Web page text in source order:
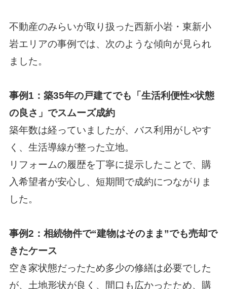
不動産のみらいが取り扱った西新小岩・東新小
岩エリアの事例では、次のような傾向が見られ
ました。
事例1：築35年の戸建てでも「生活利便性×状態
の良さ」でスムーズ成約
築年数は経っていましたが、バス利用がしやす
く、生活導線が整った立地。
リフォームの履歴を丁寧に提示したことで、購
入希望者が安心し、短期間で成約につながりま
した。
事例2：相続物件で“建物はそのまま”でも売却で
きたケース
空き家状態だったため多少の修繕は必要でした
が、土地形状が良く、間口も広かったため、購